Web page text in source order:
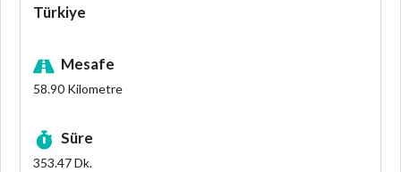
Türkiye
Mesafe
58.90 Kilometre
Süre
353.47Dk.